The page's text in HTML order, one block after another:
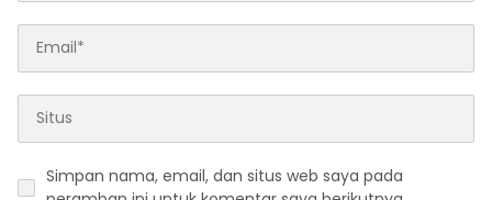
Simpan nama, email, dan situs web saya pada